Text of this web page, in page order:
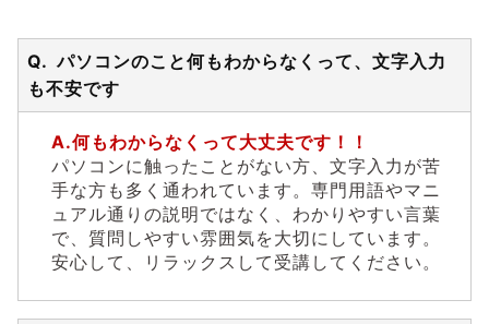
パソコンのこと何もわからなくって、文字入力
も不安です
何もわからなくって大丈夫です！！
パソコンに触ったことがない方、文字入力が苦
手な方も多く通われています。専門用語やマニ
ュアル通りの説明ではなく、わかりやすい言葉
で、質問しやすい雰囲気を大切にしています。
安心して、リラックスして受講してください。